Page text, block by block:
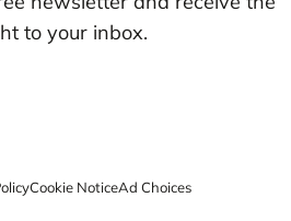
to your inbox.
Cookie NoticeAd Choices